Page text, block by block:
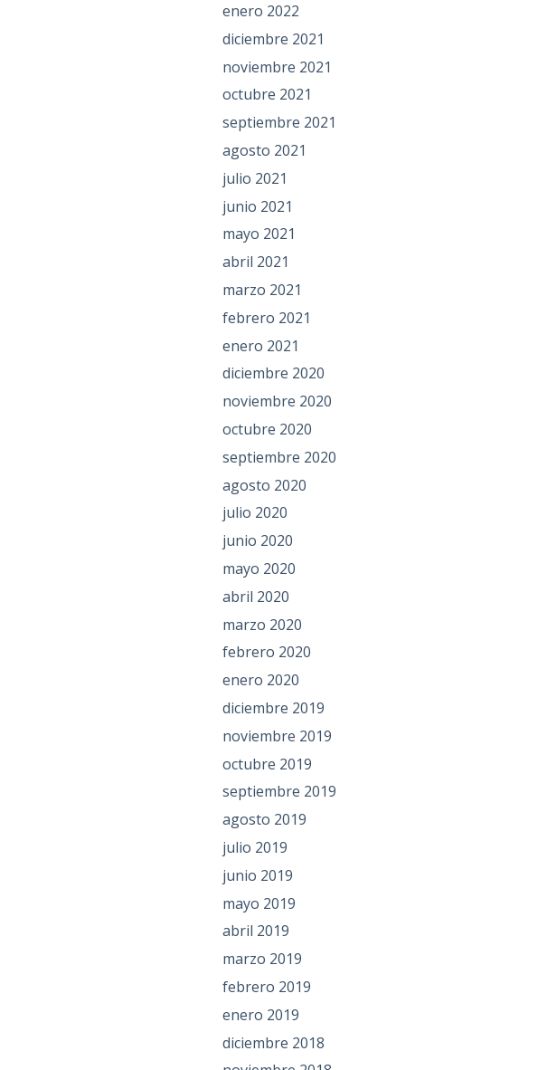
enero 2022
diciembre 2021
noviembre 2021
octubre 2021
septiembre 2021
agosto 2021
julio 2021
junio 2021
mayo 2021
abril 2021
marzo 2021
febrero 2021
enero 2021
diciembre 2020
noviembre 2020
octubre 2020
septiembre 2020
agosto 2020
julio 2020
junio 2020
mayo 2020
abril 2020
marzo 2020
febrero 2020
enero 2020
diciembre 2019
noviembre 2019
octubre 2019
septiembre 2019
agosto 2019
julio 2019
junio 2019
mayo 2019
abril 2019
marzo 2019
febrero 2019
enero 2019
diciembre 2018